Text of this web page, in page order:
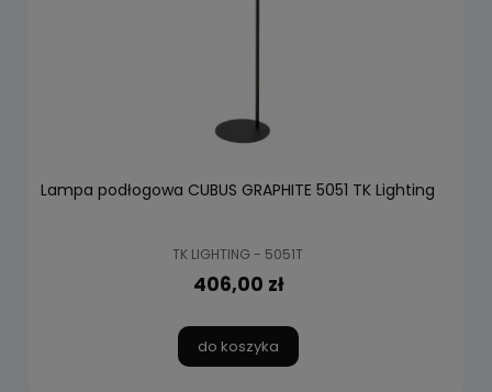
Lampa podłogowa CUBUS GRAPHITE 5051 TK Lighting
TK LIGHTING - 5051T
406,00 zł
do koszyka